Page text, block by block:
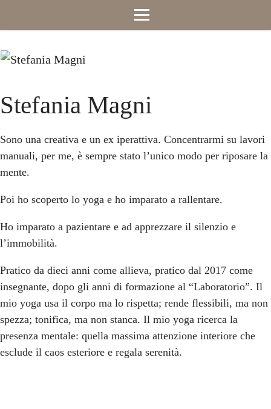
Stefania Magni
Sono una creativa e un ex iperattiva. Concentrarmi su lavori
manuali, per me, è sempre stato l’unico modo per riposare la
mente.
Poi ho scoperto lo yoga e ho imparato a rallentare.
Ho imparato a pazientare e ad apprezzare il silenzio e
l’immobilità.
Pratico da dieci anni come allieva, pratico dal 2017 come
insegnante, dopo gli anni di formazione al “Laboratorio”. Il
mio yoga usa il corpo ma lo rispetta; rende flessibili, ma non
spezza; tonifica, ma non stanca. Il mio yoga ricerca la
presenza mentale: quella massima attenzione interiore che
esclude il caos esteriore e regala serenità.